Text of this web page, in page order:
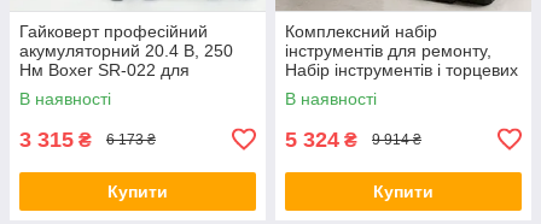
Гайковерт професійний
акумуляторний 20.4 В, 250
Нм Boxer SR-022 для
автосервісу BH-20
В наявності
3 315 ₴ 6 173 ₴
Купити
Комплексний набір
інструментів для ремонту,
Набір інструментів і торцевих
головок з тріскачкою RM-64
В наявності
5 324 ₴ 9 914 ₴
Купити